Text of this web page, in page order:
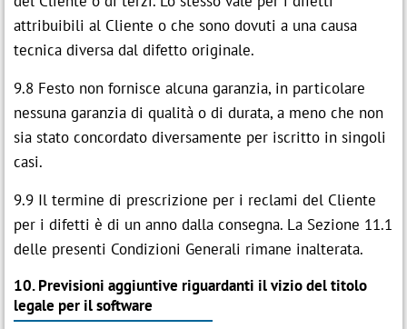
attribuibili al Cliente o che sono dovuti a una causa
tecnica diversa dal difetto originale.
9.8 Festo non fornisce alcuna garanzia, in particolare
nessuna garanzia di qualità o di durata, a meno che non
sia stato concordato diversamente per iscritto in singoli
casi.
9.9 Il termine di prescrizione per i reclami del Cliente
per i difetti è di un anno dalla consegna. La Sezione 11.1
delle presenti Condizioni Generali rimane inalterata.
10. Previsioni aggiuntive riguardanti il vizio del titolo
legale per il software